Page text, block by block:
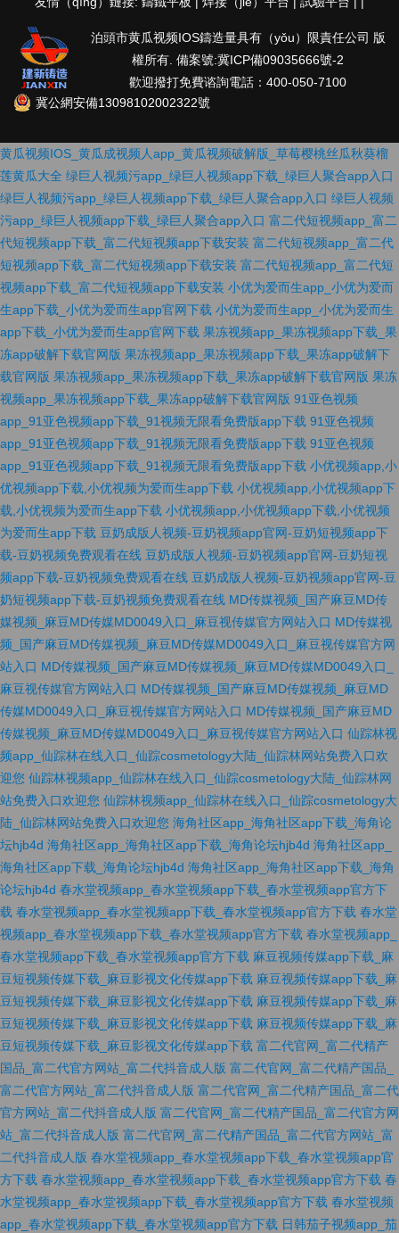
泊頭市黄瓜视频IOS鑄造量具有（yǒu）限責任公司 版
權所有. 備案號:冀ICP備09035666號-2
歡迎撥打免費谘詢電話：400-050-7100
冀公網安備13098102002322號
黄瓜视频IOS_黄瓜成视频人app_黄瓜视频破解版_草莓樱桃丝瓜秋葵榴
莲黄瓜大全 绿巨人视频污app_绿巨人视频app下载_绿巨人聚合app入口
绿巨人视频污app_绿巨人视频app下载_绿巨人聚合app入口 绿巨人视频
污app_绿巨人视频app下载_绿巨人聚合app入口 富二代短视频app_富二
代短视频app下载_富二代短视频app下载安装 富二代短视频app_富二代
短视频app下载_富二代短视频app下载安装 富二代短视频app_富二代短
视频app下载_富二代短视频app下载安装 小优为爱而生app_小优为爱而
生app下载_小优为爱而生app官网下载 小优为爱而生app_小优为爱而生
app下载_小优为爱而生app官网下载 果冻视频app_果冻视频app下载_果
冻app破解下载官网版 果冻视频app_果冻视频app下载_果冻app破解下
载官网版 果冻视频app_果冻视频app下载_果冻app破解下载官网版 果冻
视频app_果冻视频app下载_果冻app破解下载官网版 91亚色视频
app_91亚色视频app下载_91视频无限看免费版app下载 91亚色视频
app_91亚色视频app下载_91视频无限看免费版app下载 91亚色视频
app_91亚色视频app下载_91视频无限看免费版app下载 小优视频app,小
优视频app下载,小优视频为爱而生app下载 小优视频app,小优视频app下
载,小优视频为爱而生app下载 小优视频app,小优视频app下载,小优视频
为爱而生app下载 豆奶成版人视频-豆奶视频app官网-豆奶短视频app下
载-豆奶视频免费观看在线 豆奶成版人视频-豆奶视频app官网-豆奶短视
频app下载-豆奶视频免费观看在线 豆奶成版人视频-豆奶视频app官网-豆
奶短视频app下载-豆奶视频免费观看在线 MD传媒视频_国产麻豆MD传
媒视频_麻豆MD传媒MD0049入口_麻豆视传媒官方网站入口 MD传媒视
频_国产麻豆MD传媒视频_麻豆MD传媒MD0049入口_麻豆视传媒官方网
站入口 MD传媒视频_国产麻豆MD传媒视频_麻豆MD传媒MD0049入口_
麻豆视传媒官方网站入口 MD传媒视频_国产麻豆MD传媒视频_麻豆MD
传媒MD0049入口_麻豆视传媒官方网站入口 MD传媒视频_国产麻豆MD
传媒视频_麻豆MD传媒MD0049入口_麻豆视传媒官方网站入口 仙踪林视
频app_仙踪林在线入口_仙踪cosmetology大陆_仙踪林网站免费入口欢
迎您 仙踪林视频app_仙踪林在线入口_仙踪cosmetology大陆_仙踪林网
站免费入口欢迎您 仙踪林视频app_仙踪林在线入口_仙踪cosmetology大
陆_仙踪林网站免费入口欢迎您 海角社区app_海角社区app下载_海角论
坛hjb4d 海角社区app_海角社区app下载_海角论坛hjb4d 海角社区app_
海角社区app下载_海角论坛hjb4d 海角社区app_海角社区app下载_海角
论坛hjb4d 春水堂视频app_春水堂视频app下载_春水堂视频app官方下
载 春水堂视频app_春水堂视频app下载_春水堂视频app官方下载 春水堂
视频app_春水堂视频app下载_春水堂视频app官方下载 春水堂视频app_
春水堂视频app下载_春水堂视频app官方下载 麻豆视频传媒app下载_麻
豆短视频传媒下载_麻豆影视文化传媒app下载 麻豆视频传媒app下载_麻
豆短视频传媒下载_麻豆影视文化传媒app下载 麻豆视频传媒app下载_麻
豆短视频传媒下载_麻豆影视文化传媒app下载 麻豆视频传媒app下载_麻
豆短视频传媒下载_麻豆影视文化传媒app下载 富二代官网_富二代精产
国品_富二代官方网站_富二代抖音成人版 富二代官网_富二代精产国品_
富二代官方网站_富二代抖音成人版 富二代官网_富二代精产国品_富二代
官方网站_富二代抖音成人版 富二代官网_富二代精产国品_富二代官方网
站_富二代抖音成人版 富二代官网_富二代精产国品_富二代官方网站_富
二代抖音成人版 春水堂视频app_春水堂视频app下载_春水堂视频app官
方下载 春水堂视频app_春水堂视频app下载_春水堂视频app官方下载 春
水堂视频app_春水堂视频app下载_春水堂视频app官方下载 春水堂视频
app_春水堂视频app下载_春水堂视频app官方下载 日韩茄子视频app_茄